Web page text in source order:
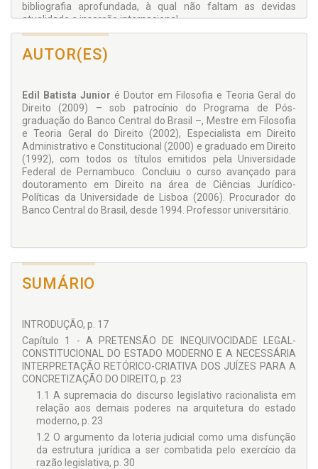
bibliografia aprofundada, à qual não faltam as devidas
atualidade e inserção internacional.
Prof. Dr. João Maurício Adeodato
Titular de Introdução ao Estudo do Direito (Graduação) e de
Filosofia do Direito (Mestrado e Doutorado) da Universidade
AUTOR(ES)
Edil Batista Junior é Doutor em Filosofia e Teoria Geral do
Direito (2009) – sob patrocínio do Programa de Pós-
graduação do Banco Central do Brasil –, Mestre em Filosofia
e Teoria Geral do Direito (2002), Especialista em Direito
Administrativo e Constitucional (2000) e graduado em Direito
(1992), com todos os títulos emitidos pela Universidade
Federal de Pernambuco. Concluiu o curso avançado para
doutoramento em Direito na área de Ciências Jurídico-
Políticas da Universidade de Lisboa (2006). Procurador do
Banco Central do Brasil, desde 1994. Professor universitário.
SUMÁRIO
INTRODUÇÃO, p. 17
Capítulo 1 - A PRETENSÃO DE INEQUIVOCIDADE LEGAL-
CONSTITUCIONAL DO ESTADO MODERNO E A NECESSÁRIA
INTERPRETAÇÃO RETÓRICO-CRIATIVA DOS JUÍZES PARA A
CONCRETIZAÇÃO DO DIREITO, p. 23
1.1 A supremacia do discurso legislativo racionalista em
relação aos demais poderes na arquitetura do estado
moderno, p. 23
1.2 O argumento da loteria judicial como uma disfunção
da estrutura jurídica a ser combatida pelo exercício da
razão legislativa, p. 30